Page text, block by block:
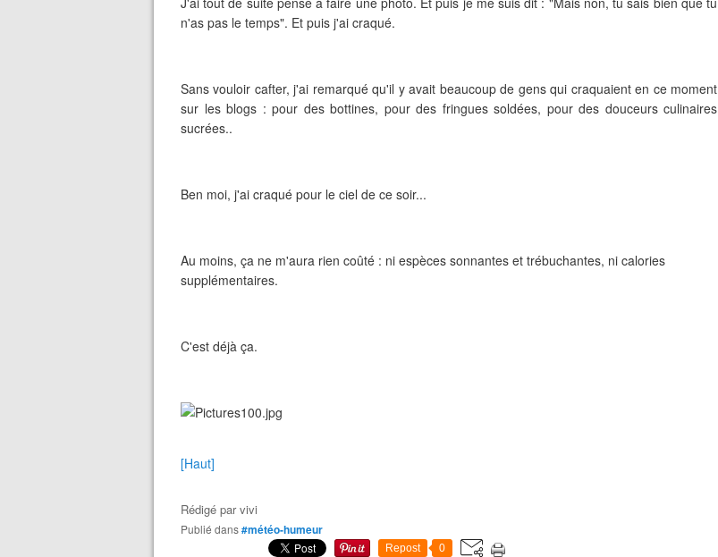
n'as pas le temps". Et puis j'ai craqué.
Sans vouloir cafter, j'ai remarqué qu'il y avait beaucoup de gens qui craquaient en ce moment
sur les blogs : pour des bottines, pour des fringues soldées, pour des douceurs culinaires
sucrées..
Ben moi, j'ai craqué pour le ciel de ce soir...
Au moins, ça ne m'aura rien coûté : ni espèces sonnantes et trébuchantes, ni calories
supplémentaires.
C'est déjà ça.
[Haut]
Rédigé parvivi
Publié dans#météo-humeur
Repost 0